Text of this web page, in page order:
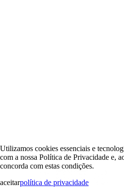
Utilizamos cookies essenciais e
com a nossa Política de Privacidade e,
concorda com estas condições.
aceitarpolítica de privacidade